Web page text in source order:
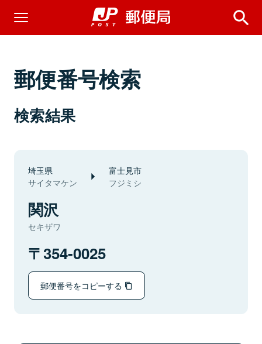
郵便番号検索
検索結果
埼玉県
サイタマケン
富士見市
フジミシ
関沢
セキザワ
354-0025
郵便番号をコピーする